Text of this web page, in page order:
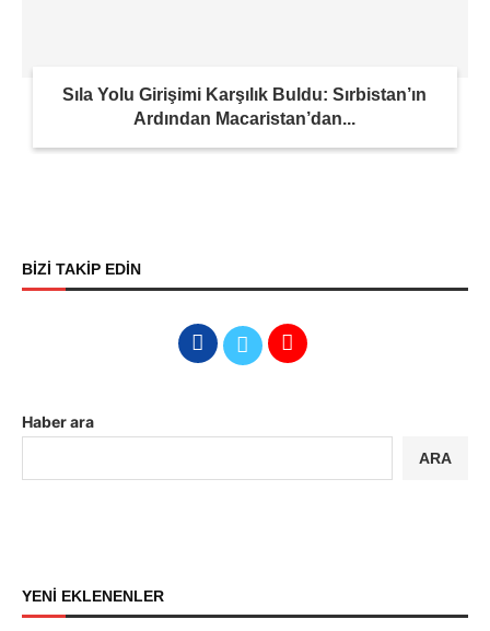
Sıla Yolu Girişimi Karşılık Buldu: Sırbistan’ın
Ardından Macaristan’dan...
BİZİ TAKİP EDİN
Haber ara
ARA
YENİ EKLENENLER